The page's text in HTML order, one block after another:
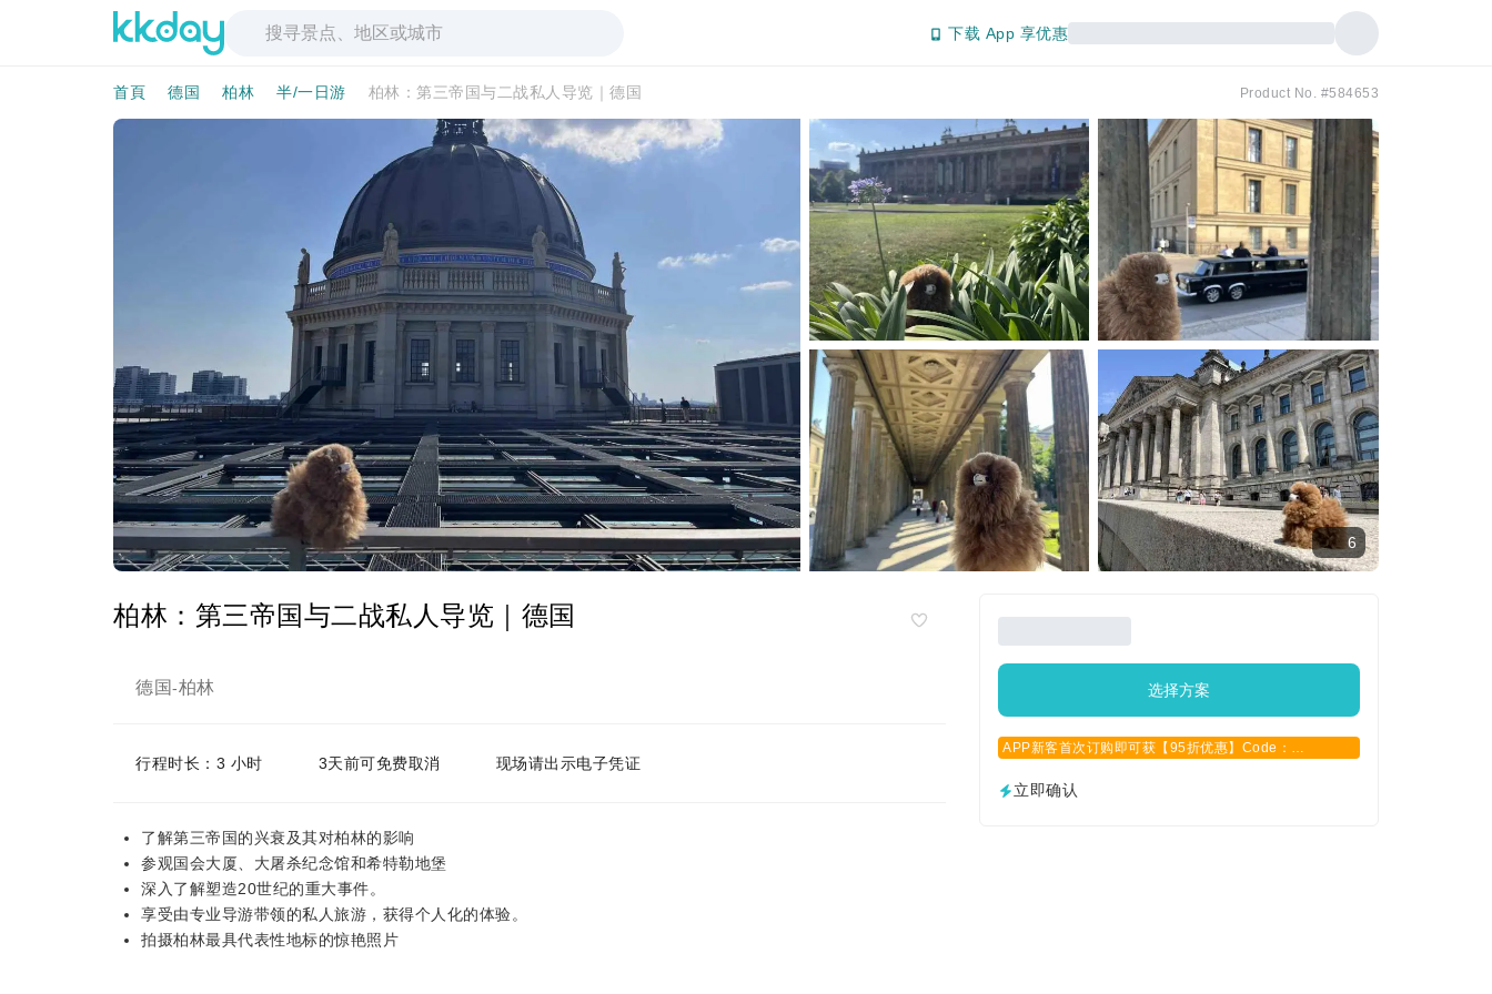
下载 App 享优惠
首頁 德国 柏林 半/一日游 柏林：第三帝国与二战私人导览｜德国 Product No. #584653
6
柏林：第三帝国与二战私人导览｜德国
德国-柏林
行程时长：3 小时 3天前可免费取消 现场请出示电子凭证
了解第三帝国的兴衰及其对柏林的影响
参观国会大厦、大屠杀纪念馆和希特勒地堡
深入了解塑造20世纪的重大事件。
享受由专业导游带领的私人旅游，获得个人化的体验。
拍摄柏林最具代表性地标的惊艳照片
选择方案
APP新客首次订购即可获【95折优惠】Code：
立即确认